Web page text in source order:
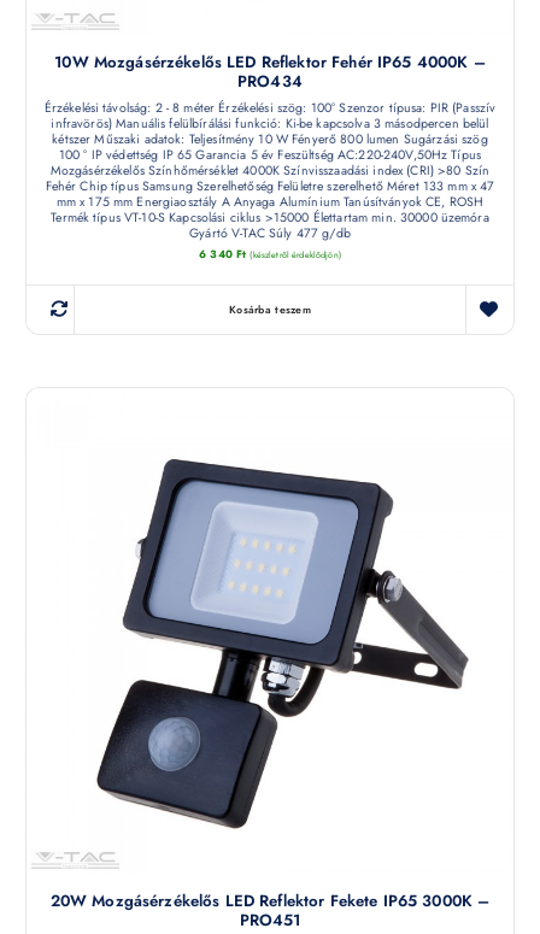
10W Mozgásérzékelős LED Reflektor Fehér IP65 4000K –
PRO434
Érzékelési távolság: 2 - 8 méter Érzékelési szög: 100° Szenzor típusa: PIR (Passzív
infravörös) Manuális felülbírálási funkció: Ki-be kapcsolva 3 másodpercen belül
kétszer Műszaki adatok: Teljesítmény 10 W Fényerő 800 lumen Sugárzási szög
100 ° IP védettség IP 65 Garancia 5 év Feszültség AC:220-240V,50Hz Típus
Mozgásérzékelős Színhőmérséklet 4000K Színvisszaadási index (CRI) >80 Szín
Fehér Chip típus Samsung Szerelhetőség Felületre szerelhető Méret 133 mm x 47
mm x 175 mm Energiaosztály A Anyaga Alumínium Tanúsítványok CE, ROSH
Termék típus VT-10-S Kapcsolási ciklus >15000 Élettartam min. 30000 üzemóra
Gyártó V-TAC Súly 477 g/db
6 340 Ft (készletről érdeklődjön)
Kosárba teszem
20W Mozgásérzékelős LED Reflektor Fekete IP65 3000K –
PRO451